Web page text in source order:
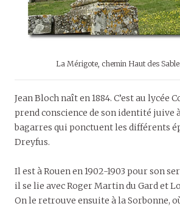
La Mérigote, chemin Haut des
Jean Bloch naît en 1884. C’est au lycée
prend conscience de son identité juive
bagarres qui ponctuent les différents
Dreyfus.
Il est à Rouen en 1902-1903 pour son
il se lie avec Roger Martin du Gard et
On le retrouve ensuite à la Sorbonne,